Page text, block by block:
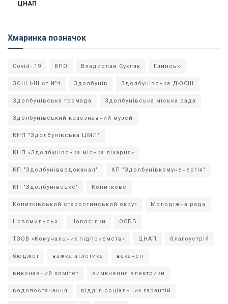
ЦНАП
Хмаринка позначок
Covid- 19 ВПО Владислав Сухляк Глинськ
ЗОШ І-ІІІ ст №4 Здолбунів Здолбунівська ДЮСШ
Здолбунівська громада Здолбунівська міська рада
Здолбунівський краєзнавчий музей
КНП "Здолбунівська ЦМЛ"
КНП «Здолбунівська міська лікарня»
КП "Здолбунівводоканал" КП "Здолбунівкомуненергія"
КП "Здолбунівське" Копиткове
Копитківський старостинський округ Молодіжна рада
Новомильськ Новосілки ОСББ
ТЗОВ «Комунальних підприємств» ЦНАП благоустрій
бюджет важка атлетика вакансії
виконавчий комітет вимкнення електрики
водопостачання відділ соціальних гарантій